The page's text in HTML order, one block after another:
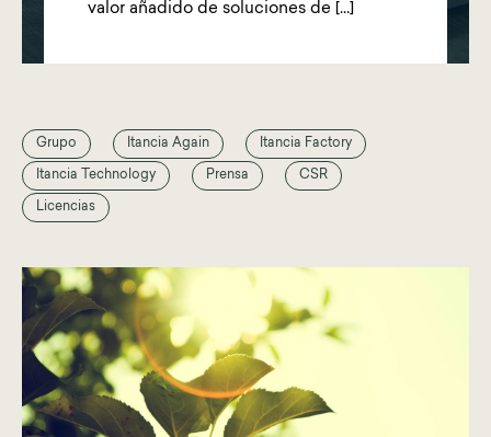
valor añadido de soluciones de […]
Grupo Itancia Again Itancia Factory
Itancia Technology Prensa CSR
Licencias